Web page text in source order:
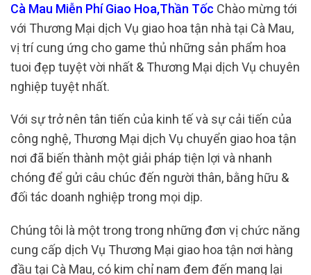
Cà Mau Miễn Phí Giao Hoa,Thần Tốc Chào mừng tới
với Thương Mại dịch Vụ giao hoa tận nhà tại Cà Mau,
vị trí cung ứng cho game thủ những sản phẩm hoa
tuoi đẹp tuyệt vời nhất & Thương Mại dịch Vụ chuyên
nghiệp tuyệt nhất.
Với sự trở nên tân tiến của kinh tế và sự cải tiến của
công nghệ, Thương Mại dịch Vụ chuyển giao hoa tận
nơi đã biến thành một giải pháp tiện lợi và nhanh
chóng để gửi câu chúc đến người thân, bằng hữu &
đối tác doanh nghiệp trong mọi dịp.
Chúng tôi là một trong trong những đơn vị chức năng
cung cấp dịch Vụ Thương Mại giao hoa tận nơi hàng
đầu tại Cà Mau, có kim chỉ nam đem đến mang lại